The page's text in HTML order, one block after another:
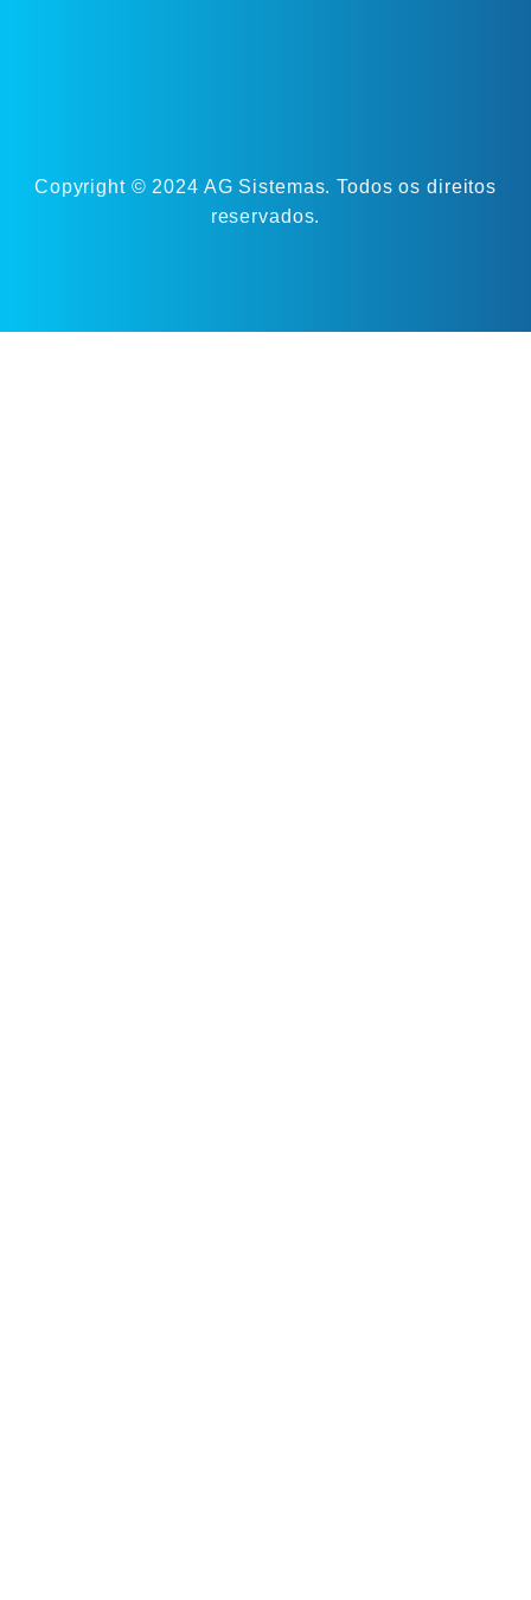
Copyright © 2024 AG Sistemas. Todos os direitos
reservados.